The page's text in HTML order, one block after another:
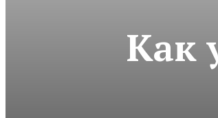
Как